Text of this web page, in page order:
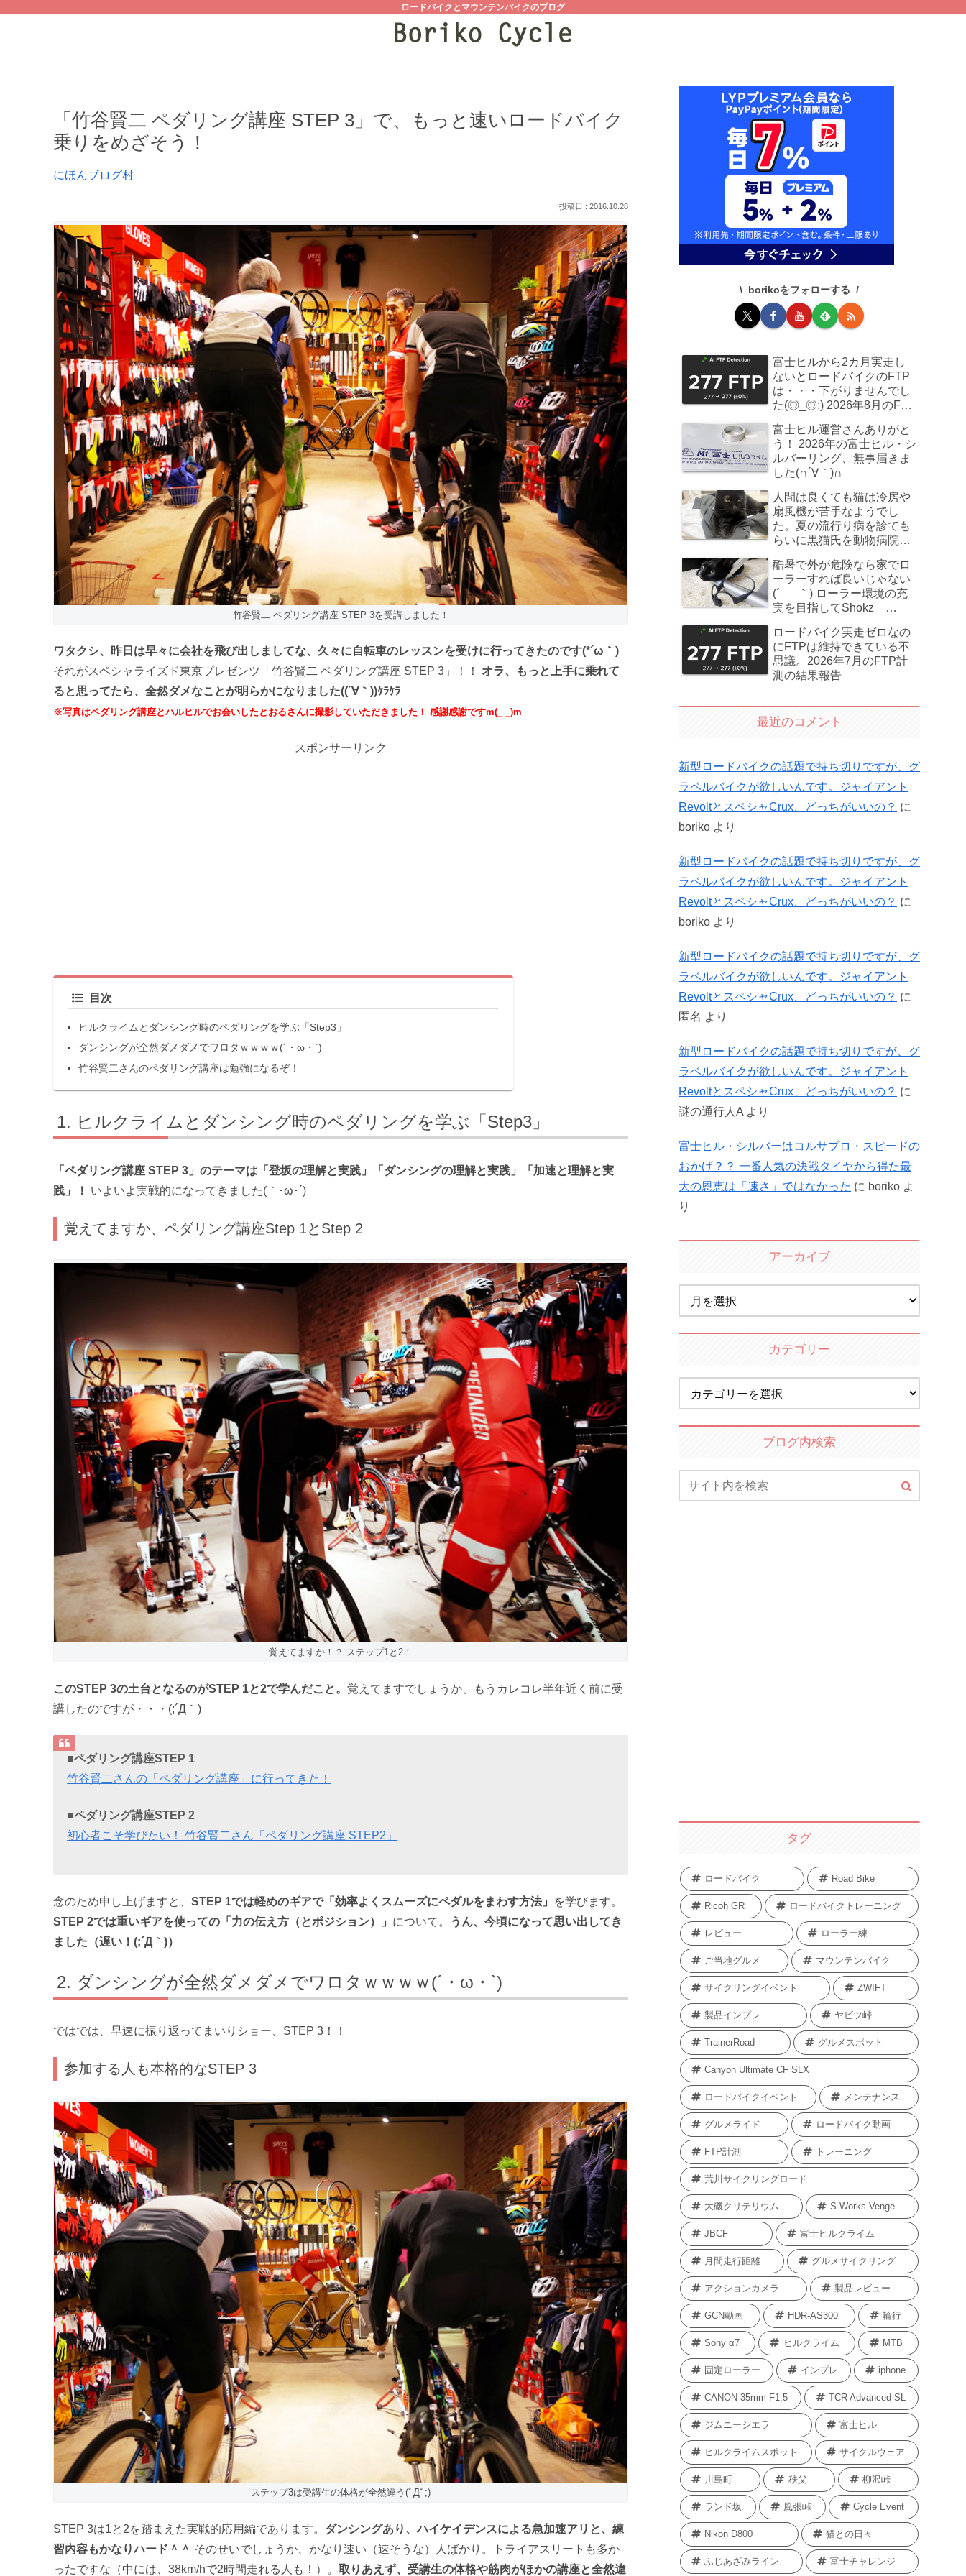
ロードバイクとマウンテンバイクのブログ
「竹谷賢二 ペダリング講座 STEP 3」で、もっと速いロードバイク
乗りをめざそう！
にほんブログ村
2016.10.28
竹谷賢二 ペダリング講座 STEP 3を受講しました！
ワタクシ、昨日は早々に会社を飛び出しましてな、久々に自転車のレッスンを受けに行ってきたのです(*´ω｀)
それがスペシャライズド東京プレゼンツ「竹谷賢二 ペダリング講座 STEP 3」！！ オラ、もっと上手に乗れて
ると思ってたら、全然ダメなことが明らかになりました((´∀｀))ｹﾗｹﾗ
※写真はペダリング講座とハルヒルでお会いしたとおるさんに撮影していただきました！ 感謝感謝ですm(_ _)m
スポンサーリンク
目次
ヒルクライムとダンシング時のペダリングを学ぶ「Step3」
ダンシングが全然ダメダメでワロタｗｗｗｗ(´・ω・`)
竹谷賢二さんのペダリング講座は勉強になるぞ！
ヒルクライムとダンシング時のペダリングを学ぶ「Step3」
「ペダリング講座 STEP 3」のテーマは「登坂の理解と実践」「ダンシングの理解と実践」「加速と理解と実
践」！ いよいよ実戦的になってきました(｀･ω･´)ゞ
覚えてますか、ペダリング講座Step 1とStep 2
覚えてますか！？ ステップ1と2！
このSTEP 3の土台となるのがSTEP 1と2で学んだこと。 覚えてますでしょうか、もうカレコレ半年近く前に受
講したのですが・・・(;´Д｀)
■ペダリング講座STEP 1
竹谷賢二さんの「ペダリング講座」に行ってきた！
■ペダリング講座STEP 2
初心者こそ学びたい！ 竹谷賢二さん「ペダリング講座 STEP2」
念のため申し上げますと、 STEP 1では軽めのギアで「効率よくスムーズにペダルをまわす方法」
を学びます。
STEP 2では重いギアを使っての「力の伝え方（とポジション）」 について。
うん、今頃になって思い出してき
ました（遅い！(;´Д｀)）
ダンシングが全然ダメダメでワロタｗｗｗｗ(´・ω・`)
ではでは、早速に振り返ってまいりショー、STEP 3！！
参加する人も本格的なSTEP 3
ステップ3は受講生の体格が全然違う(ﾟДﾟ;)
STEP 3は1と2を踏まえた実戦的応用編であります。 ダンシングあり、ハイケイデンスによる急加速アリと、練
習内容もかなりハード＾＾ そのせいでしょうか、かなり速い（速そうな）人ばかり。トライアスリートも多か
ったですな（中には、38km/hで2時間走れる人も！）。 取りあえず、受講生の体格や筋肉がほかの講座と全然違
borikoをフォローする
富士ヒルから2カ月実走し
ないとロードバイクのFTP
は・・・下がりませんでし
た(◎_◎;) 2026年8月のFTP
富士ヒル運営さんありがと
う！ 2026年の富士ヒル・シ
ルバーリング、無事届きま
した(∩´∀｀)∩
人間は良くても猫は冷房や
扇風機が苦手なようでし
た。夏の流行り病を診ても
らいに黒猫氏を動物病院へ
酷暑で外が危険なら家でロ
ーラーすれば良いじゃない
(´_ゝ｀) ローラー環境の充
実を目指してShokz
た
ロードバイク実走ゼロなの
にFTPは維持できている不
思議。2026年7月のFTP計
測の結果報告
最近のコメント
新型ロードバイクの話題で持ち切りですが、グ
ラベルバイクが欲しいんです。ジャイアント
RevoltとスペシャCrux、どっちがいいの？ に
boriko より
新型ロードバイクの話題で持ち切りですが、グ
ラベルバイクが欲しいんです。ジャイアント
RevoltとスペシャCrux、どっちがいいの？ に
boriko より
新型ロードバイクの話題で持ち切りですが、グ
ラベルバイクが欲しいんです。ジャイアント
RevoltとスペシャCrux、どっちがいいの？ に
匿名 より
新型ロードバイクの話題で持ち切りですが、グ
ラベルバイクが欲しいんです。ジャイアント
RevoltとスペシャCrux、どっちがいいの？ に
謎の通行人A より
富士ヒル・シルバーはコルサプロ・スピードの
おかげ？？ 一番人気の決戦タイヤから得た最
大の恩恵は「速さ」ではなかった に boriko よ
り
アーカイブ
カテゴリー
ブログ内検索
タグ
ロードバイク Road Bike
Ricoh GR ロードバイクトレーニング
レビュー ローラー練
ご当地グルメ マウンテンバイク
サイクリングイベント ZWIFT
製品インプレ ヤビツ峠
TrainerRoad グルメスポット
Canyon Ultimate CF SLX
ロードバイクイベント メンテナンス
グルメライド ロードバイク動画
FTP計測 トレーニング
荒川サイクリングロード
大磯クリテリウム S-Works Venge
JBCF 富士ヒルクライム
月間走行距離 グルメサイクリング
アクションカメラ 製品レビュー
GCN動画 HDR-AS300 輪行
Sony α7 ヒルクライム MTB
固定ローラー インプレ iphone
CANON 35mm F1.5 TCR Advanced SL
ジムニーシエラ 富士ヒル
ヒルクライムスポット サイクルウェア
川島町 秩父 柳沢峠
ランド坂 風張峠 Cycle Event
Nikon D800 猫との日々
ふじあざみライン 富士チャレンジ